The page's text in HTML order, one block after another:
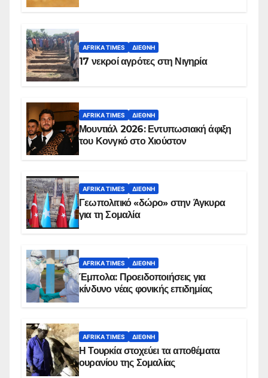
AFRIKA TIMES ΔΙΕΘΝΉ
17 νεκροί αγρότες στη Νιγηρία
AFRIKA TIMES ΔΙΕΘΝΉ
Μουντιάλ 2026: Εντυπωσιακή άφιξη
του Κονγκό στο Χιούστον
AFRIKA TIMES ΔΙΕΘΝΉ
Γεωπολιτικό «δώρο» στην Άγκυρα
για τη Σομαλία
AFRIKA TIMES ΔΙΕΘΝΉ
Έμπολα: Προειδοποιήσεις για
κίνδυνο νέας φονικής επιδημίας
AFRIKA TIMES ΔΙΕΘΝΉ
Η Τουρκία στοχεύει τα αποθέματα
ουρανίου της Σομαλίας